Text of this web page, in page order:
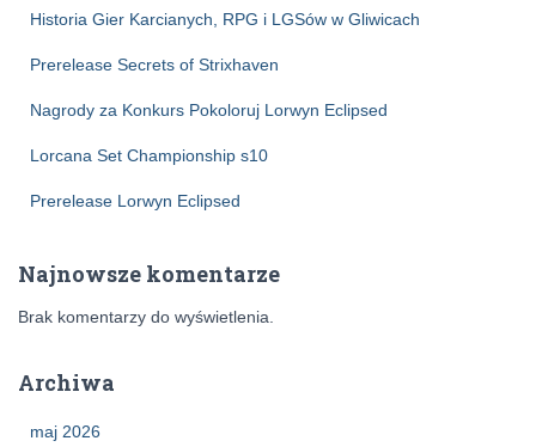
Historia Gier Karcianych, RPG i LGSów w Gliwicach
Prerelease Secrets of Strixhaven
Nagrody za Konkurs Pokoloruj Lorwyn Eclipsed
Lorcana Set Championship s10
Prerelease Lorwyn Eclipsed
Najnowsze komentarze
Brak komentarzy do wyświetlenia.
Archiwa
maj 2026